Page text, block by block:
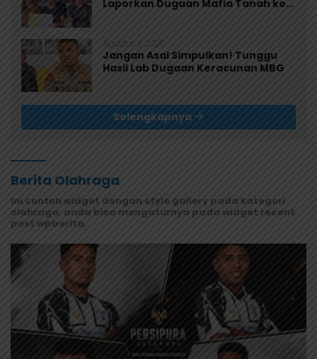
Laporkan Dugaan Mafia Tanah ke
Agustus 8, 2026
Jangan Asal Simpulkan! Tunggu
Hasil Lab Dugaan Keracunan MBG
Selengkapnya
Berita Olahraga
Ini contoh widget dengan style gallery pada kategori
olahraga, anda bisa mengaturnya pada widget recent
post wpberita.